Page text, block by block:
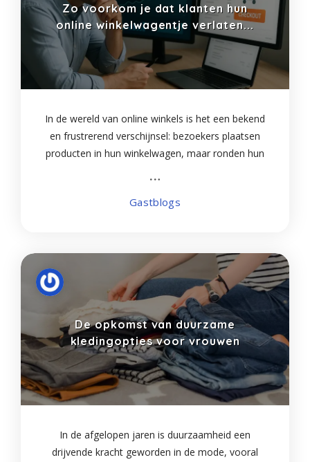
Zo voorkom je dat klanten hun
online winkelwagentje verlaten...
In de wereld van online winkels is het een bekend
en frustrerend verschijnsel: bezoekers plaatsen
producten in hun winkelwagen, maar ronden hun
Gastblogs
De opkomst van duurzame
kledingopties voor vrouwen
In de afgelopen jaren is duurzaamheid een
drijvende kracht geworden in de mode, vooral